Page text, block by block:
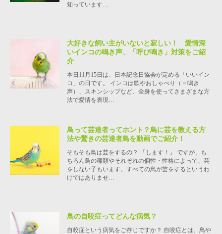
知っています…
大好きな飼い主がいないと寂しい！ 愛情深
いインコの鳴き声、「呼び鳴き」対策をご紹
介
本日11月15日は、日本記念日協会が定める「いいイン
コ」の日です。 インコは歌やおしゃべり（＝鳴き
声）、スキンシップなど、全身を使ってさまざまな方
法で愛情を表現…
鳥って芸達者ってホント？鳥に芸を教える方
法や驚きの芸達者鳥を動画でご紹介！
そもそも鳥は芸をするの？ 「します！」 ですが、も
ちろん鳥の種類やそれぞれの個性・性格によって、芸
をしない子もいます。すべての鳥が芸をするというわ
けではありませ…
鳥の自咬症ってどんな病気？
自咬症という病気をご存じですか？ 自咬症とは、鳥や